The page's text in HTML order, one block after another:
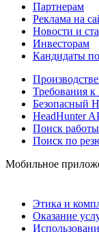
Партнерам
Реклама на
Новости и
Инвесторам
Кандидаты
Требования
Безопасный
HeadHunter
Поиск работы
Поиск по
Мобильное
Этика и
Оказание